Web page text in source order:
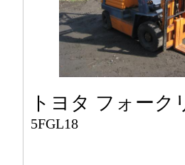
トヨタ フォーク
5FGL18